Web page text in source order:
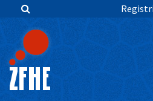
Zum
springen
Hauptnavigation
Inhalt
Sidebar